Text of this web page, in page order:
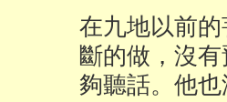
在九地以前
斷的做，沒
夠聽話。他